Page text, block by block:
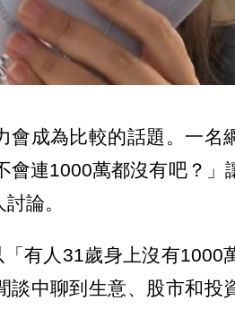
會成為比較的話題。一名
會連1000萬都沒有吧？」
論。
有人31歲身上沒有1000
談中聊到生意、股市和投